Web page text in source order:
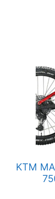
KTM